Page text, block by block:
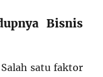
Bisnis
Salah satu faktor